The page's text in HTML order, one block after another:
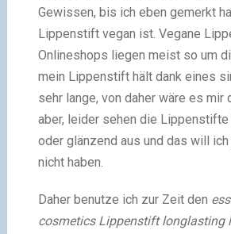
Gewissen, bis ich eben gemerkt
Lippenstift vegan ist. Vegane
Onlineshops liegen meist so um
mein Lippenstift hält dank eines
sehr lange, von daher wäre es mir
aber, leider sehen die
oder glänzend aus und das will ich
nicht haben.
Daher benutze ich zur Zeit den
cosmetics Lippenstift longlasting